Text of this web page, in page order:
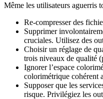
Même les utilisateurs aguerris
Re‑compresser des
Supprimer
cruciales. Utilisez des
Choisir un réglage de
trois niveaux de qualité
Ignorer l’espace
colorimétrique cohérent
Supposer que les
risque. Privilégiez les